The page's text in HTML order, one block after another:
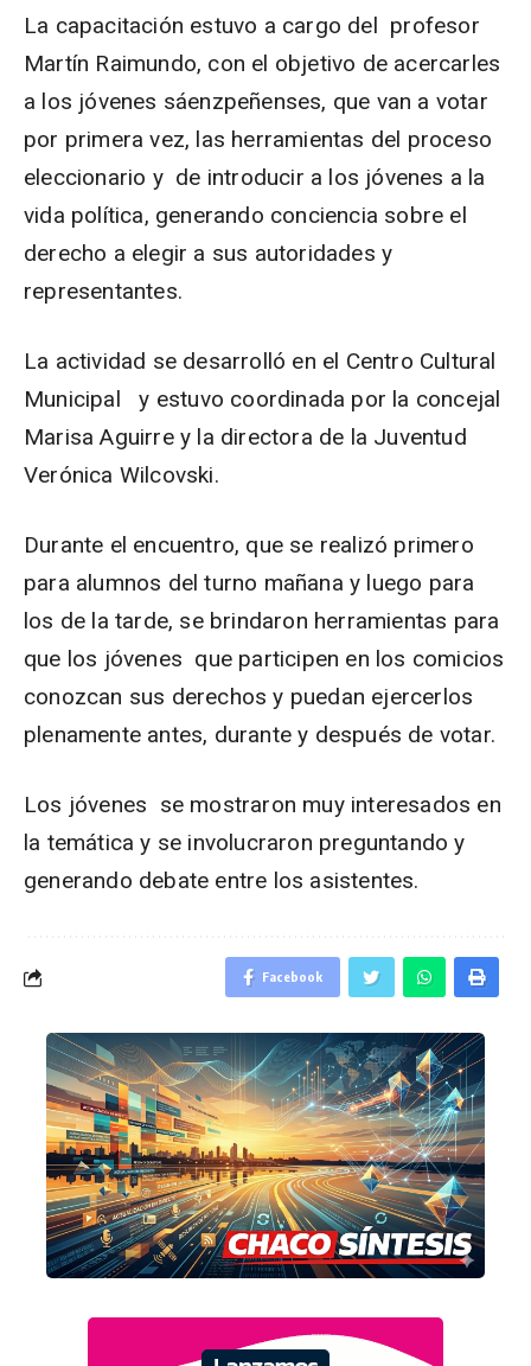
La capacitación estuvo a cargo del profesor
Martín Raimundo, con el objetivo de acercarles
a los jóvenes sáenzpeñenses, que van a votar
por primera vez, las herramientas del proceso
eleccionario y de introducir a los jóvenes a la
vida política, generando conciencia sobre el
derecho a elegir a sus autoridades y
representantes.
La actividad se desarrolló en el Centro Cultural
Municipal y estuvo coordinada por la concejal
Marisa Aguirre y la directora de la Juventud
Verónica Wilcovski.
Durante el encuentro, que se realizó primero
para alumnos del turno mañana y luego para
los de la tarde, se brindaron herramientas para
que los jóvenes que participen en los comicios
conozcan sus derechos y puedan ejercerlos
plenamente antes, durante y después de votar.
Los jóvenes se mostraron muy interesados en
la temática y se involucraron preguntando y
generando debate entre los asistentes.
Facebook